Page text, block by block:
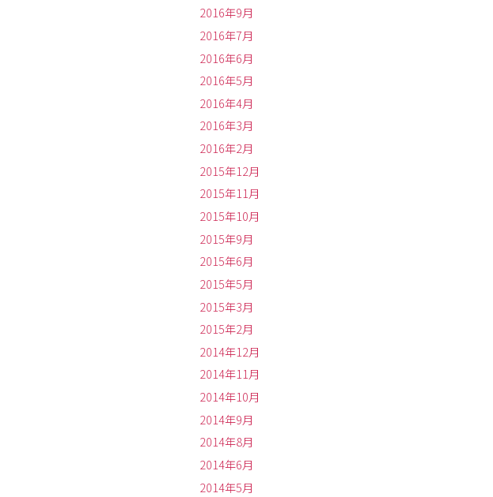
2016年9月
2016年7月
2016年6月
2016年5月
2016年4月
2016年3月
2016年2月
2015年12月
2015年11月
2015年10月
2015年9月
2015年6月
2015年5月
2015年3月
2015年2月
2014年12月
2014年11月
2014年10月
2014年9月
2014年8月
2014年6月
2014年5月